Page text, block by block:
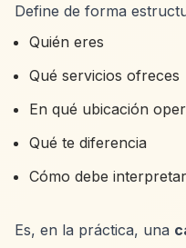
Define de forma
Quién eres
Qué servicios ofreces
En qué ubicación
Qué te diferencia
Cómo debe
Es, en la práctica, una